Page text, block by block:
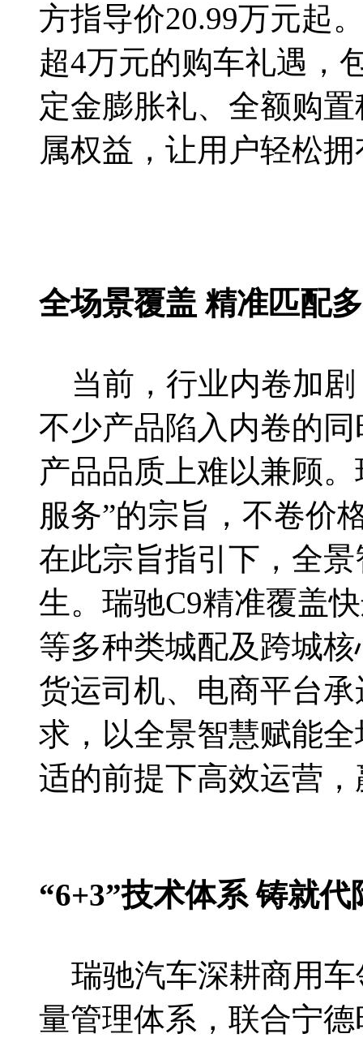
方指导价20.99万元起
超4万元的购车礼遇，
定金膨胀礼、全额购
属权益，让用户轻松
全场景覆盖 精准匹配
当前，行业内卷加剧
不少产品陷入内卷的
产品品质上难以兼顾
服务”的宗旨，不卷价
在此宗旨指引下，全
生。瑞驰C9精准覆盖
等多种类城配及跨城
货运司机、电商平台
求，以全景智慧赋能
适的前提下高效运营
“6+3”技术体系 铸就
瑞驰汽车深耕商用车
量管理体系，联合宁